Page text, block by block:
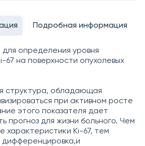
Подробная информация
для определения уровня
67 на поверхности опухолевых
структура, обладающая
при активном росте
этого показателя дает
прогноз для жизни больного. Чем
характеристики Ki-67, тем